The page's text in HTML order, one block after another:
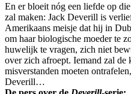
En er bloeit nóg een liefde op
zal maken: Jack Deverill is
Amerikaans meisje dat hij in
om haar biologische moeder te
huwelijk te vragen, zich niet
over zich afroept. Iemand zal de
misverstanden moeten
Deverill…